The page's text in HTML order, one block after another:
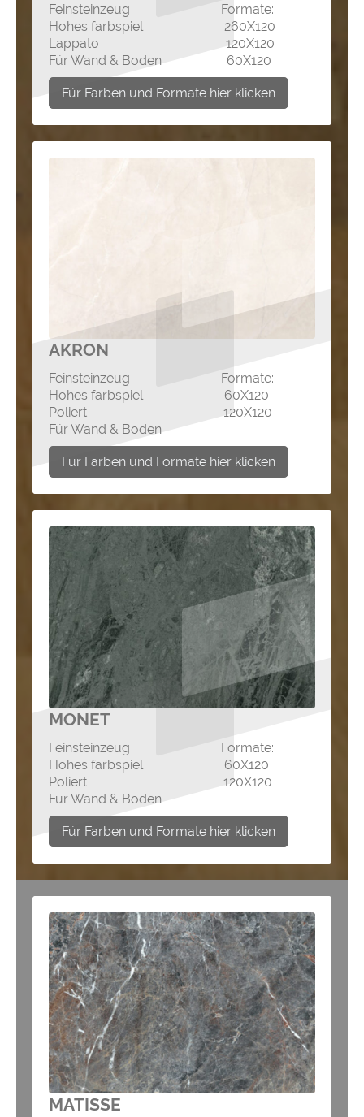
Feinsteinzeug Formate:
Hohes farbspiel 260X120
Lappato 120X120
Für Wand & Boden 60X120
Für Farben und Formate hier klicken
AKRON
Feinsteinzeug Formate:
Hohes farbspiel 60X120
Poliert 120X120
Für Wand & Boden
Für Farben und Formate hier klicken
MONET
Feinsteinzeug Formate:
Hohes farbspiel 60X120
Poliert 120X120
Für Wand & Boden
Für Farben und Formate hier klicken
MATISSE